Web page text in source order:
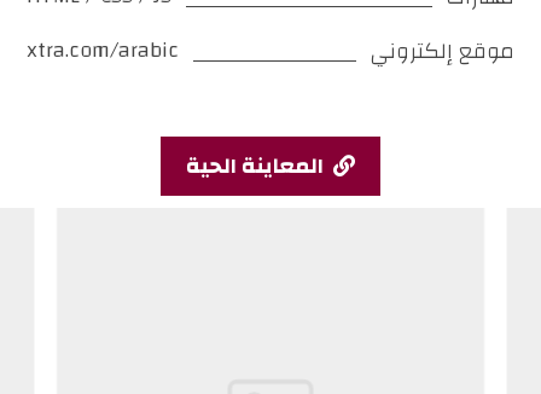
موقع إلكتروني
xtra.com/arabic
المعاينة الحية